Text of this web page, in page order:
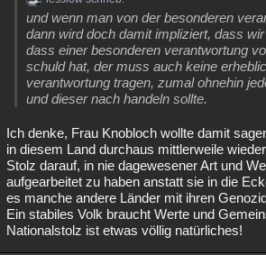
und wenn man von der besonderen
dann wird doch damit impliziert, dass
dass einer besonderen verantwortung
schuld hat, der muss auch keine
verantwortung tragen, zumal ohnehin
und dieser nach handeln sollte.
Ich denke, Frau Knobloch wollte damit
in diesem Land durchaus mittlerweile
Stolz darauf, in nie dagewesener Art und
aufgearbeitet zu haben anstatt sie in die
es manche andere Länder mit ihren
Ein stabiles Volk braucht Werte und
Nationalstolz ist etwas völlig natürliches!